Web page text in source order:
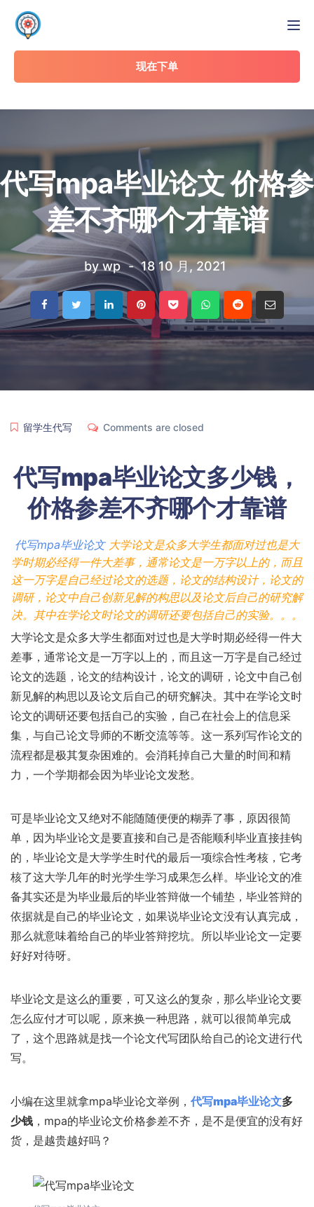
现在下单
代写mpa毕业论文 价格参
差不齐哪个才靠谱
by wp 18 10 月, 2021
留学生代写 Comments are closed
代写mpa毕业论文多少钱，
价格参差不齐哪个才靠谱
代写mpa毕业论文大学论文是众多大学生都面对过也是大
学时期必经得一件大差事，通常论文是一万字以上的，而且
这一万字是自己经过论文的选题，论文的结构设计，论文的
调研，论文中自己创新见解的构思以及论文后自己的研究解
决。其中在学论文时论文的调研还要包括自己的实验。。。
大学论文是众多大学生都面对过也是大学时期必经得一件大
差事，通常论文是一万字以上的，而且这一万字是自己经过
论文的选题，论文的结构设计，论文的调研，论文中自己创
新见解的构思以及论文后自己的研究解决。其中在学论文时
论文的调研还要包括自己的实验，自己在社会上的信息采
集，与自己论文导师的不断交流等等。这一系列写作论文的
流程都是极其复杂困难的。会消耗掉自己大量的时间和精
力，一个学期都会因为毕业论文发愁。
可是毕业论文又绝对不能随随便便的糊弄了事，原因很简
单，因为毕业论文是要直接和自己是否能顺利毕业直接挂钩
的，毕业论文是大学学生时代的最后一项综合性考核，它考
核了这大学几年的时光学生学习成果怎么样。毕业论文的准
备其实还是为毕业最后的毕业答辩做一个铺垫，毕业答辩的
依据就是自己的毕业论文，如果说毕业论文没有认真完成，
那么就意味着给自己的毕业答辩挖坑。所以毕业论文一定要
好好对待呀。
毕业论文是这么的重要，可又这么的复杂，那么毕业论文要
怎么应付才可以呢，原来换一种思路，就可以很简单完成
了，这个思路就是找一个论文代写团队给自己的论文进行代
写。
小编在这里就拿mpa毕业论文举例， 代写mpa毕业论文多
少钱 ，mpa的毕业论文价格参差不齐，是不是便宜的没有好
货，是越贵越好吗？